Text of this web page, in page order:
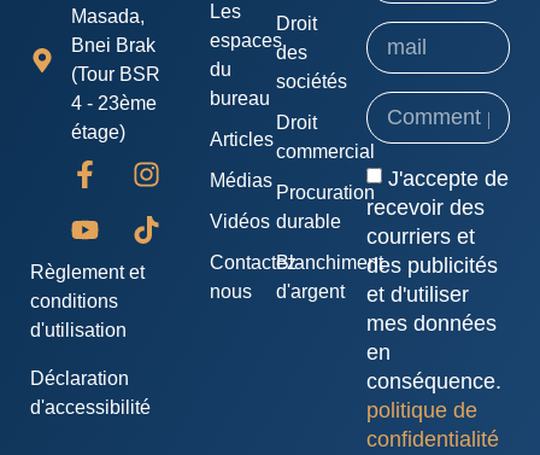
Masada,
Bnei Brak
(Tour BSR
4 - 23ème
étage)
Règlement et
conditions
d'utilisation
Déclaration
d'accessibilité
Les
espaces
du
bureau
Articles
Médias
Vidéos
Contactez-
nous
Droit
des
sociétés
Droit
commercial
Procuration
durable
Blanchiment
d'argent
J'accepte de
recevoir des
courriers et
des publicités
et d'utiliser
mes données
en
conséquence.
politique de
confidentialité